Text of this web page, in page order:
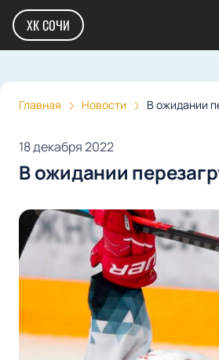
ХК СОЧИ
Главная Новости В ожидании
18 декабря 2022
В ожидании